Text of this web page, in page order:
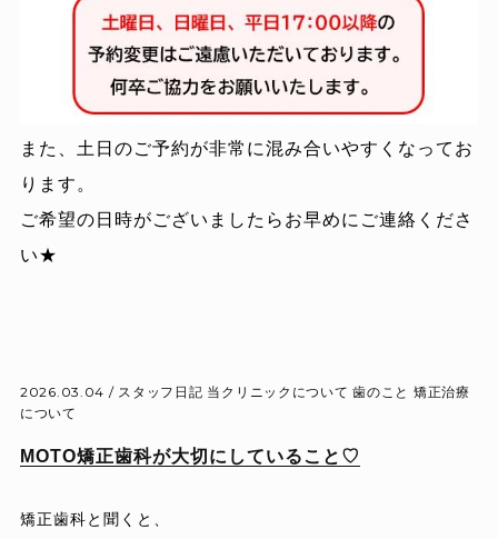
また、土日のご予約が非常に混み合いやすくなってお
ります。
ご希望の日時がございましたらお早めにご連絡くださ
い★
2026.03.04 / スタッフ日記 当クリニックについて 歯のこと 矯正治療
について
MOTO矯正歯科が大切にしていること♡